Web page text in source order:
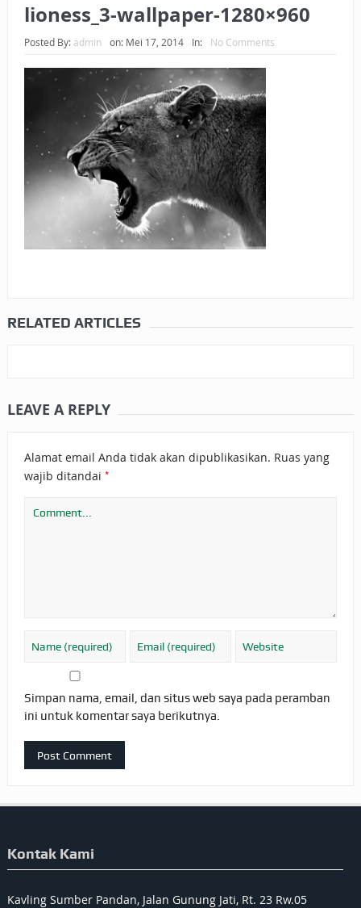
lioness_3-wallpaper-1280×960
Posted By: admin on: Mei 17, 2014 In: No Comments
RELATED ARTICLES
LEAVE A REPLY
Alamat email Anda tidak akan dipublikasikan. Ruas yang
wajib ditandai *
Simpan nama, email, dan situs web saya pada peramban
ini untuk komentar saya berikutnya.
Kontak Kami
Kavling Sumber Pandan, Jalan Gunung Jati, Rt. 23 Rw.05